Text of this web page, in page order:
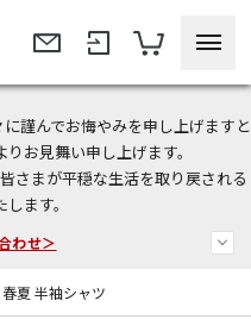
謹んでお悔やみを申し上げますと
お見舞い申し上げます。
さまが平穏な生活を取り戻される
ます。
ポンプレゼント！
わせ＞
春夏 半袖シャツ